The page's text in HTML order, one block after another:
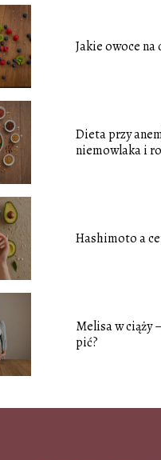
Jakie owoce na
Dieta przy
niemowlaka i
Hashimoto a
Melisa w ciąży
pić?